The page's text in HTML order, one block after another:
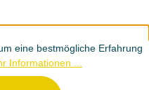
eine bestmögliche Erfahrung
Informationen ...